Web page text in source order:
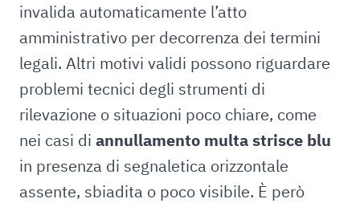
invalida automaticamente l’atto
amministrativo per decorrenza dei termini
legali. Altri motivi validi possono riguardare
problemi tecnici degli strumenti di
rilevazione o situazioni poco chiare, come
nei casi di annullamento multa strisce blu
in presenza di segnaletica orizzontale
assente, sbiadita o poco visibile. È però